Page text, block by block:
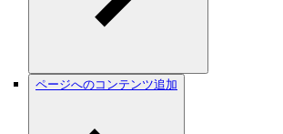
ページへのコンテンツ追加